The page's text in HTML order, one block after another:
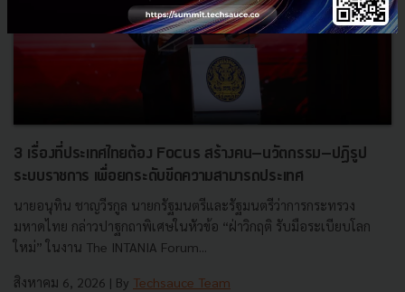
3 เรื่องที่ประเทศไทยต้อง Focus สร้างคน–นวัตกรรม–ปฏิรูป
ระบบราชการ เพื่อยกระดับขีดความสามารถประเทศ
นายอนุทิน ชาญวีรกูล นายกรัฐมนตรีและรัฐมนตรีว่าการกระทรวง
มหาดไทย กล่าวปาฐกถาพิเศษในหัวข้อ “ฝ่าวิกฤติ รับมือระเบียบโลก
ใหม่” ในงาน The INTANIA Forum...
สิงหาคม 6, 2026 | By Techsauce Team